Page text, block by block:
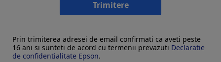
Trimitere
Prin trimiterea adresei de email confirmati ca aveti peste
16 ani si sunteti de acord cu termenii prevazuti Declaratie
de confidentialitate Epson.